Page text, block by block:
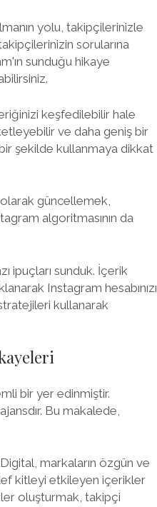
yolu, takipçilerinizle
sorularına
sunduğu hikaye
keşfedilebilir hale
ve daha geniş bir
şekilde kullanmaya dikkat
olarak güncellemek,
algoritmasının da
ipuçları sunduk. İçerik
Instagram hesabınızı
kullanarak
bir yer edinmiştir.
Bu makalede,
markaların özgün ve
kitleyi etkileyen içerikler
oluşturmak, takipçi